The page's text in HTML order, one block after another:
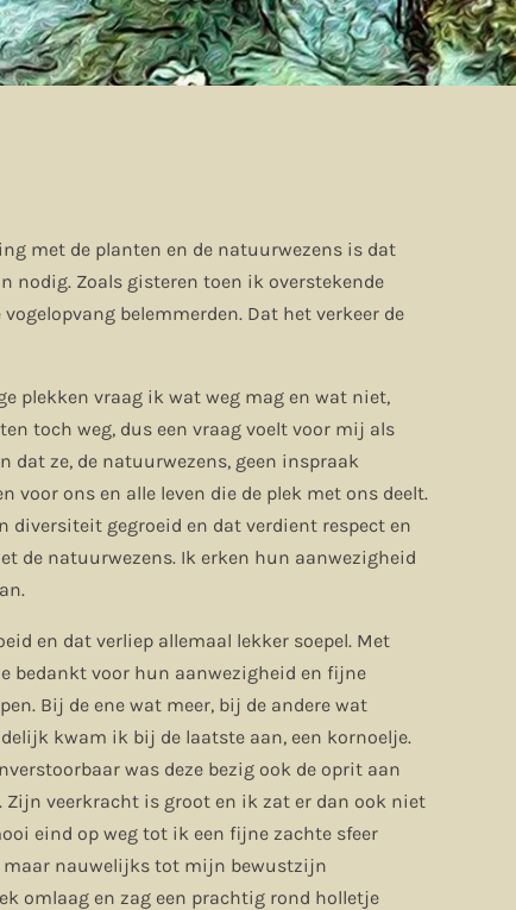
met de planten en de natuurwezens is dat
nodig. Zoals gisteren toen ik overstekende
belemmerden. Dat het verkeer de
plekken vraag ik wat weg mag en wat niet,
toch weg, dus een vraag voelt voor mij als
dat ze, de natuurwezens, geen inspraak
voor ons en alle leven die de plek met ons deelt.
diversiteit gegroeid en dat verdient respect en
de natuurwezens. Ik erken hun aanwezigheid
en dat verliep allemaal lekker soepel. Met
bedankt voor hun aanwezigheid en fijne
Bij de ene wat meer, bij de andere wat
kwam ik bij de laatste aan, een kornoelje.
was deze bezig ook de oprit aan
veerkracht is groot en ik zat er dan ook niet
eind op weg tot ik een fijne zachte sfeer
maar nauwelijks tot mijn bewustzijn
omlaag en zag een prachtig rond holletje